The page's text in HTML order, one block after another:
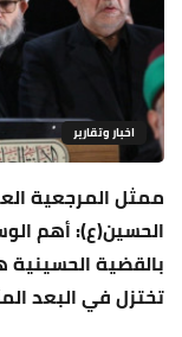
اخبار وتقارير
ممثل المرجعية
الحسين(ع): أهم
بالقضية الحسينية
تختزل في البعد